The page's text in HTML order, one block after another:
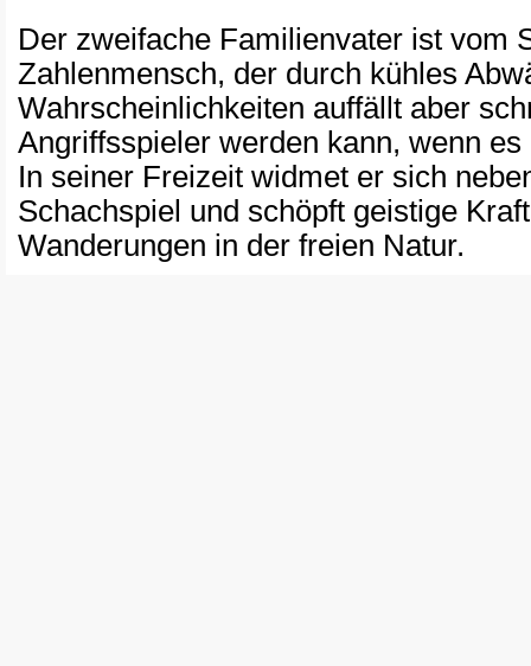
Der zweifache Familienvater ist vom
Zahlenmensch, der durch kühles
Wahrscheinlichkeiten auffällt aber
Angriffsspieler werden kann, wenn
In seiner Freizeit widmet er sich
Schachspiel und schöpft geistige
Wanderungen in der freien Natur.